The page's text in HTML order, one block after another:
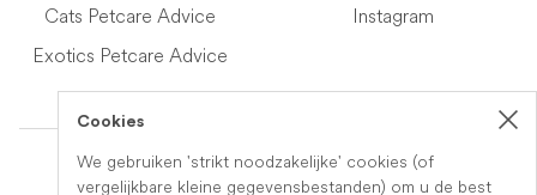
Cookies
We gebruiken 'strikt noodzakelijke' cookies (of
vergelijkbare kleine gegevensbestanden) om u de best
Cats Petcare Advice
Exotics Petcare Advice
Instagram
Terms of Service